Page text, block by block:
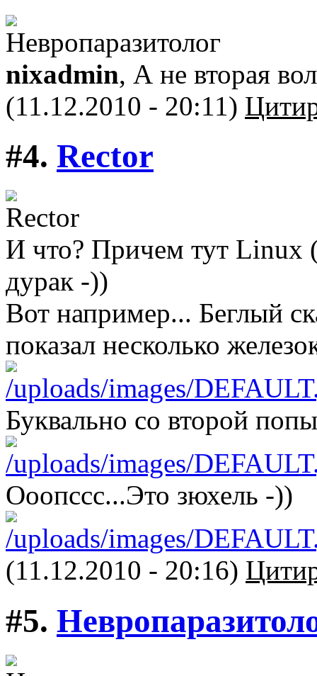
nixadmin, А не вторая
(11.12.2010 - 20:11)
#4. Rector
И что? Причем тут Linux
дурак -))
Вот например... Беглый
показал несколько
Буквально со второй
Ооопссс...Это зюхель -))
(11.12.2010 - 20:16)
#5.